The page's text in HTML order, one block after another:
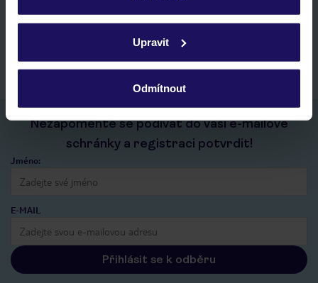
Podrobné informace o souborech cookie naleznete v
ochrany osobních údajů.Upravit
Odmítnout
historie vyhledávání a naposledy zobrazené nabídky
kontakt s TUI a všechny informace o tvé rezervaci v myTUI
Nezapomeňte se podívat do vaší e-mailové
schránky a registraci potvrdit!
Jméno:
E-MAIL
Přihlásit se k odběru